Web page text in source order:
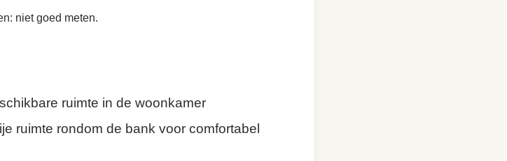
niet goed meten.
ruimte in de woonkamer
ruimte rondom de bank voor comfortabel